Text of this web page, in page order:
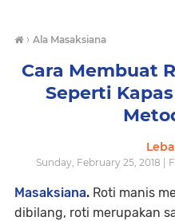
› Ala Masaksiana
Cara Membuat
Seperti
Sunday, February 25, 2018 |
Masaksiana. Roti manis
dibilang, roti merupakan